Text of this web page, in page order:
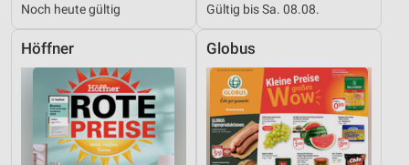
Noch heute gültig Gültig bis Sa. 08.08.
Höffner Globus